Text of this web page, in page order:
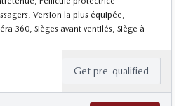
Version la plus équipée,
360, Sièges avant ventilés, Siège à
Get pre-qualified